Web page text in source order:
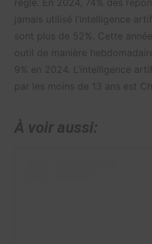
règle. En 2024, 74% des
jamais utilisé l’intelligence
sont plus de 52%. Cette
outil de manière
9% en 2024. L’intelligence
par les moins de 13 ans est
À voir aussi: